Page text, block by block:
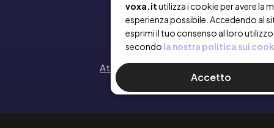
voxa.itutilizza i cookie per avere la
esperienza possibile. Accedendo al
esprimi il tuo consenso al loro utilizzo
secondo la nostra politica sui
Accetto
Chi siamo
Contatto
Attiva un voucher